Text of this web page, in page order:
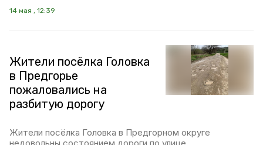
14 мая , 12:39
Жители посёлка Головка
в Предгорье
пожаловались на
разбитую дорогу
Жители посёлка Головка в Предгорном округе